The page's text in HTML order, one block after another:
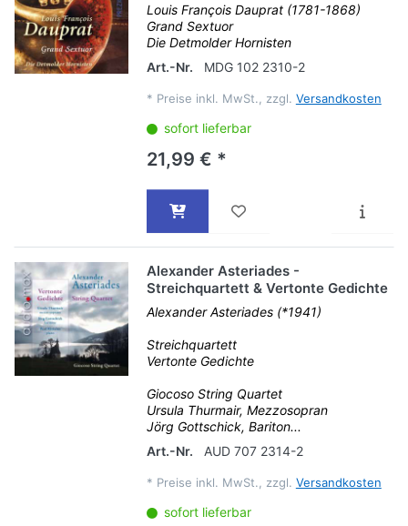
Louis François Dauprat (1781-1868)
Grand Sextuor
Die Detmolder Hornisten
Art.-Nr.
MDG 102 2310-2
* Preise inkl. MwSt., zzgl. Versandkosten
sofort lieferbar
21,99 € *
Alexander Asteriades -
Streichquartett & Vertonte Gedichte
Alexander Asteriades (*1941)
Streichquartett
Vertonte Gedichte
Giocoso String Quartet
Ursula Thurmair, Mezzosopran
Jörg Gottschick, Bariton...
Art.-Nr.
AUD 707 2314-2
* Preise inkl. MwSt., zzgl. Versandkosten
sofort lieferbar